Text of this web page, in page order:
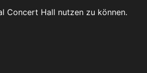
Concert Hall nutzen zu können.